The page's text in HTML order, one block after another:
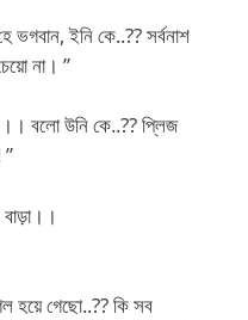
ইনি কে..?? সর্বনাশ
না। ”
বলো উনি কে..?? প্লিজ
হয়ে গেছো..?? কি সব